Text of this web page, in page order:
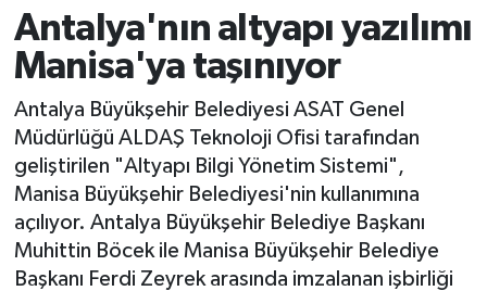
Antalya'nın altyapı yazılımı
Manisa'ya taşınıyor
Antalya Büyükşehir Belediyesi ASAT Genel
Müdürlüğü ALDAŞ Teknoloji Ofisi tarafından
geliştirilen "Altyapı Bilgi Yönetim Sistemi",
Manisa Büyükşehir Belediyesi'nin kullanımına
açılıyor. Antalya Büyükşehir Belediye Başkanı
Muhittin Böcek ile Manisa Büyükşehir Belediye
Başkanı Ferdi Zeyrek arasında imzalanan işbirliği
Son Dakika Haberleri
Haber Arşivi